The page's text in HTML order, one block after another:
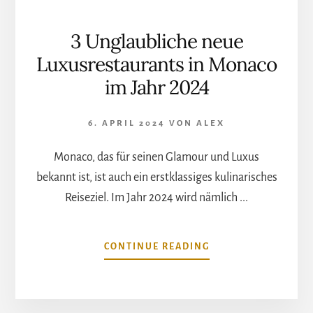
3 Unglaubliche neue
Luxusrestaurants in Monaco
im Jahr 2024
6. APRIL 2024 VON ALEX
Monaco, das für seinen Glamour und Luxus
bekannt ist, ist auch ein erstklassiges kulinarisches
Reiseziel. Im Jahr 2024 wird nämlich ...
CONTINUE READING
UNGLAUBLICHE